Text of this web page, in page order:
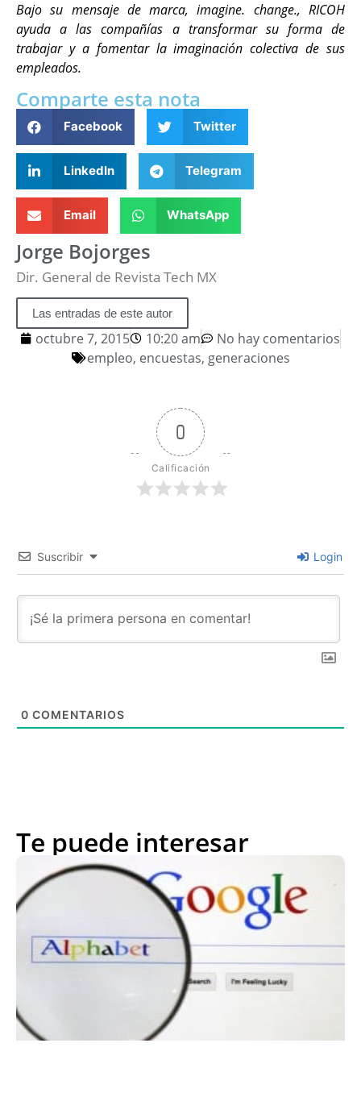
Bajo su mensaje de marca, imagine. change., RICOH
ayuda a las compañías a transformar su forma de
trabajar y a fomentar la imaginación colectiva de sus
empleados.
Comparte esta nota
Facebook Twitter
LinkedIn Telegram
Email WhatsApp
Jorge Bojorges
Dir. General de Revista Tech MX
Las entradas de este autor
octubre 7, 2015 10:20 am
No hay comentarios
empleo, encuestas, generaciones
0
Calificación
Suscribir Login
0 COMENTARIOS
Te puede interesar